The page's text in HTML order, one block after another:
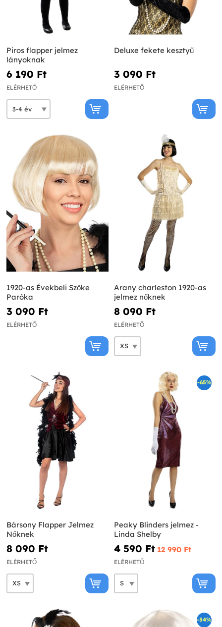
Piros flapper jelmez
lányoknak
6 190 Ft‎
ELÉRHETŐ
Deluxe fekete kesztyű
3 090 Ft‎
ELÉRHETŐ
1920-as Évekbeli Szőke
Paróka
3 090 Ft‎
ELÉRHETŐ
Arany charleston 1920-as
jelmez nőknek
8 090 Ft‎
ELÉRHETŐ
Bársony Flapper Jelmez
Nőknek
8 090 Ft‎
ELÉRHETŐ
-65%
Peaky Blinders jelmez -
Linda Shelby
4 590 Ft‎ 12 990 Ft‎
ELÉRHETŐ
-34%